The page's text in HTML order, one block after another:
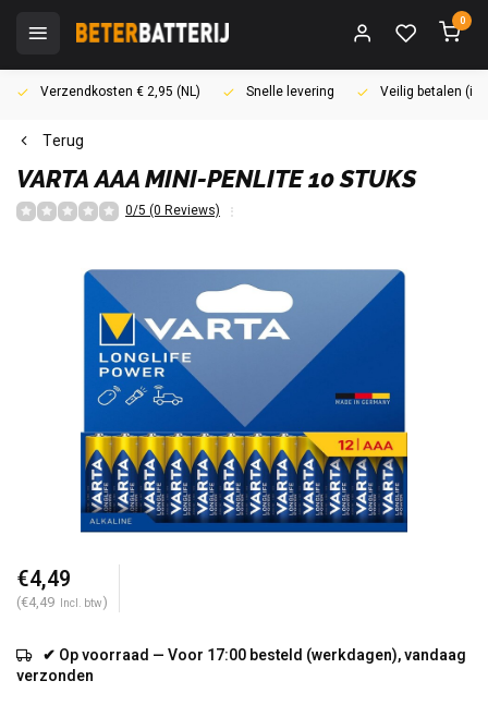
0
Verzendkosten € 2,95 (NL) Snelle levering Veilig betalen
Terug
VARTA AAA MINI-PENLITE 10 STUKS
0/5 (0 Reviews)
€4,49
(€4,49 Incl. btw)
✔ Op voorraad — Voor 17:00 besteld (werkdagen), vandaag
verzonden